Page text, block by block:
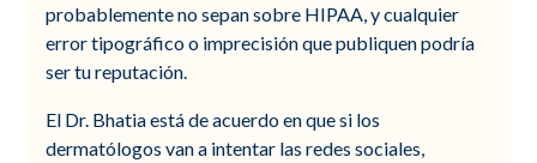
probablemente no sepan sobre HIPAA, y cualquier
error tipográfico o imprecisión que publiquen podría
ser tu reputación.
El Dr. Bhatia está de acuerdo en que si los
dermatólogos van a intentar las redes sociales,